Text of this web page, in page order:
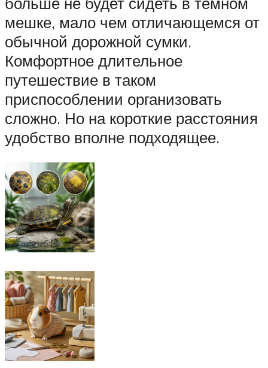
мешке, мало чем отличающемся от
обычной дорожной сумки.
Комфортное длительное
путешествие в таком
приспособлении организовать
сложно. Но на короткие расстояния
удобство вполне подходящее.